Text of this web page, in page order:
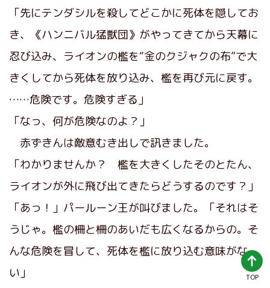
「先にテンダシルを殺してどこかに死体を隠してお
き、《ハンニバル猛獣団》がやってきてから天幕に
忍び込み、ライオンの檻を“金のクジャクの布”で大
きくしてから死体を放り込み、檻を再び元に戻す。
……危険です。危険すぎる」
「なっ、何が危険なのよ？」
赤ずきんは敵意むき出しで訊きました。
「わかりませんか？ 檻を大きくしたそのとたん、
ライオンが外に飛び出てきたらどうするのです？」
「あっ！」パールーン王が叫びました。「それはそ
うじゃ。檻の柵と柵のあいだも広くなるからの。そ
んな危険を冒して、死体を檻に放り込む意味がな
い」
TOP